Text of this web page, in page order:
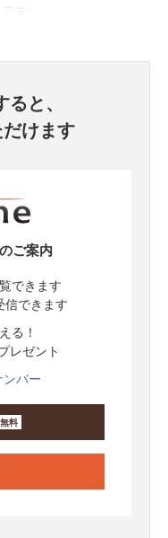
ると、
けます
のご案内
できます
信できます
る！
レゼント
バー
無料